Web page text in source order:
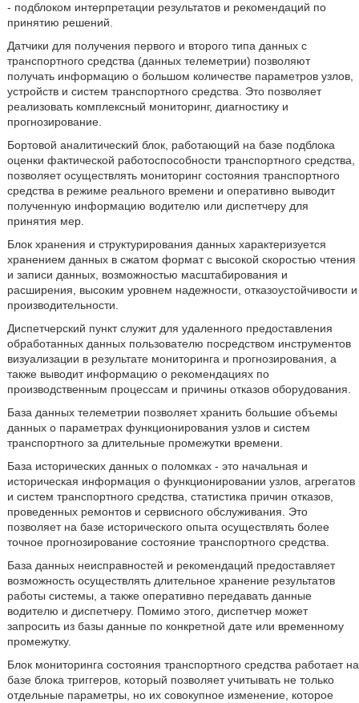
- подблоком интерпретации результатов и рекомендаций по
принятию решений.
Датчики для получения первого и второго типа данных с
транспортного средства (данных телеметрии) позволяют
получать информацию о большом количестве параметров узлов,
устройств и систем транспортного средства. Это позволяет
реализовать комплексный мониторинг, диагностику и
прогнозирование.
Бортовой аналитический блок, работающий на базе подблока
оценки фактической работоспособности транспортного средства,
позволяет осуществлять мониторинг состояния транспортного
средства в режиме реального времени и оперативно выводит
полученную информацию водителю или диспетчеру для
принятия мер.
Блок хранения и структурирования данных характеризуется
хранением данных в сжатом формат с высокой скоростью чтения
и записи данных, возможностью масштабирования и
расширения, высоким уровнем надежности, отказоустойчивости и
производительности.
Диспетчерский пункт служит для удаленного предоставления
обработанных данных пользователю посредством инструментов
визуализации в результате мониторинга и прогнозирования, а
также выводит информацию о рекомендациях по
производственным процессам и причины отказов оборудования.
База данных телеметрии позволяет хранить большие объемы
данных о параметрах функционирования узлов и систем
транспортного за длительные промежутки времени.
База исторических данных о поломках - это начальная и
историческая информация о функционировании узлов, агрегатов
и систем транспортного средства, статистика причин отказов,
проведенных ремонтов и сервисного обслуживания. Это
позволяет на базе исторического опыта осуществлять более
точное прогнозирование состояние транспортного средства.
База данных неисправностей и рекомендаций предоставляет
возможность осуществлять длительное хранение результатов
работы системы, а также оперативно передавать данные
водителю и диспетчеру. Помимо этого, диспетчер может
запросить из базы данные по конкретной дате или временному
промежутку.
Блок мониторинга состояния транспортного средства работает на
базе блока триггеров, который позволяет учитывать не только
отдельные параметры, но их совокупное изменение, которое